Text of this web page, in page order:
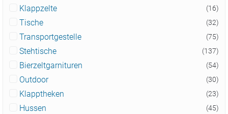
Klappzelte (16)
Tische (32)
Transportgestelle (75)
Stehtische (137)
Bierzeltgarnituren (54)
Outdoor (30)
Klapptheken (23)
Hussen (45)